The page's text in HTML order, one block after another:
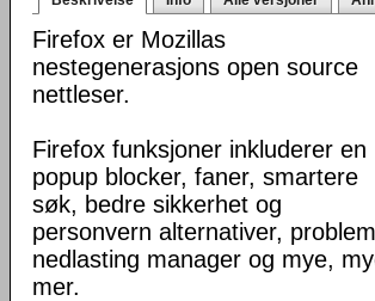
Firefox er Mozillas
nestegenerasjons open source
nettleser.
Firefox funksjoner inkluderer en
popup blocker, faner, smartere
søk, bedre sikkerhet og
personvern alternativer,
nedlasting manager og mye,
mer.